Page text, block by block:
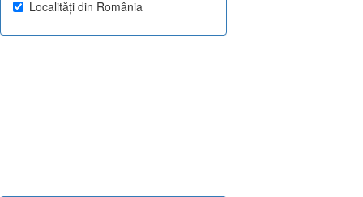
Localități din România